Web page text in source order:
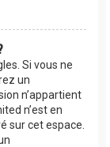
Si vous ne
un
n’appartient
n’est en
sur cet espace.